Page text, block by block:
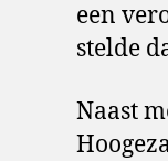
een
stelde
Naast